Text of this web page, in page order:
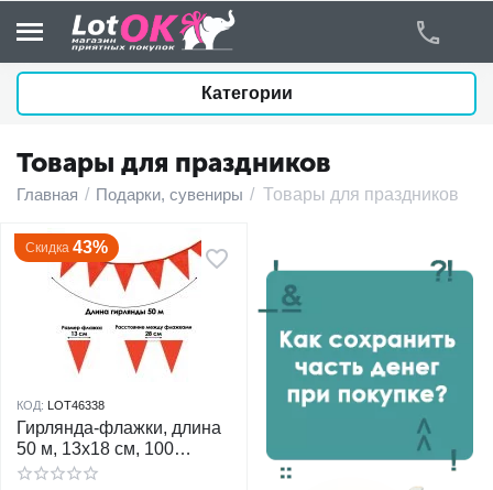
Категории
Товары для праздников
Главная / Подарки, сувениры / Товары для праздников
Скидка 43%
КОД: LOT46338
Гирлянда-флажки, длина
50 м, 13x18 см, 100
флагов, красные